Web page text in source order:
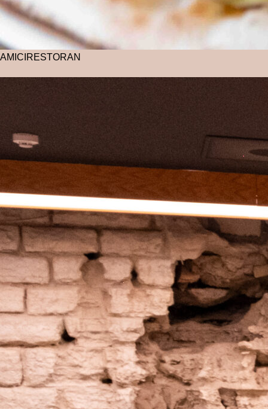
AMICI RESTORAN